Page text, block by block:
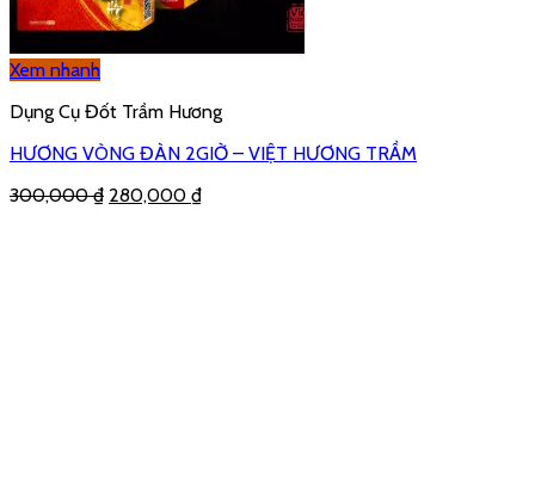
Xem nhanh
Dụng Cụ Đốt Trầm Hương
HƯƠNG VÒNG ĐÀN 2GIỜ – VIỆT HƯƠNG TRẦM
300,000₫ 280,000 ₫